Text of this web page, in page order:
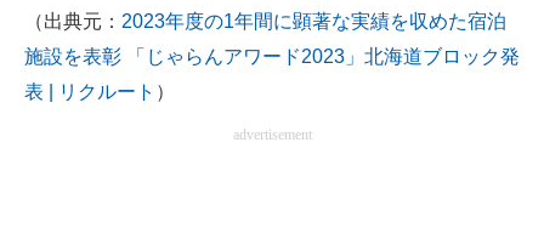
モノづくり技術者専門サイト
エレクトロニクス専門サイト
（出典元： 2023年度の1年間に顕著な実績を収めた宿泊
施設を表彰 「じゃらんアワード2023」北海道ブロック発
表 | リクルート ）
advertisement